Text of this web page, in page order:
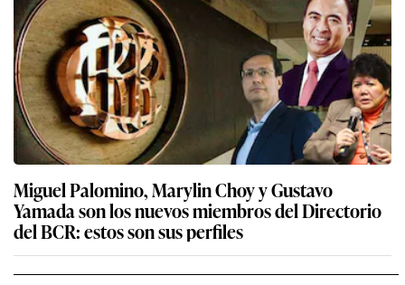
Miguel Palomino, Marylin Choy y Gustavo
Yamada son los nuevos miembros del Directorio
del BCR: estos son sus perfiles